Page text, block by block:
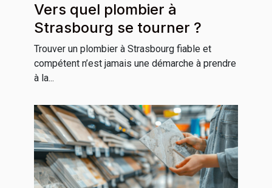
Vers quel plombier à
Strasbourg se tourner ?
Trouver un plombier à Strasbourg fiable et
compétent n’est jamais une démarche à prendre
à la...